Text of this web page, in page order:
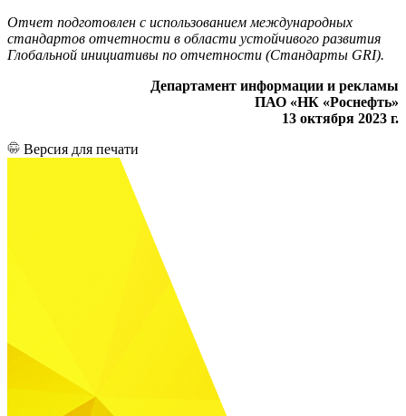
Отчет подготовлен с использованием международных
стандартов отчетности в области устойчивого развития
Глобальной инициативы по отчетности (Стандарты GRI).
Департамент информации и рекламы
ПАО «НК «Роснефть»
13 октября 2023 г.
Версия для печати